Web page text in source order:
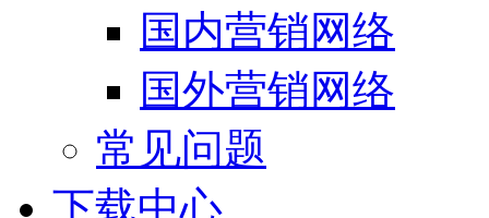
国内营销网络
国外营销网络
常见问题
下载中心